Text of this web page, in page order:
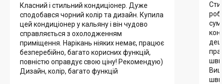
Класний і стильний кондиціонер. Дуже
сподобався чорний колір та дизайн. Купила
цей кондиціонер у кальяну і він чудово
справляється з охолодженням
приміщення. Нарікань ніяких немає, працює
безперебійно, багато корисних функцій,
повністю оправдує свою ціну! Рекомендую)
Дизайн, колір, багато функцій